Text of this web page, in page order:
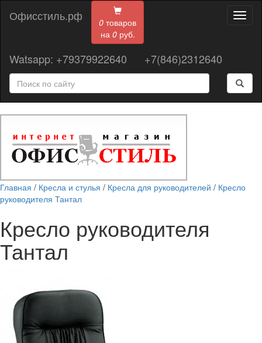
0 товаров
на 0руб.
Офисстиль.рф
Watsapp: +79379922640 +7(846)2312640
Главная / Кресла и стулья / Кресла для руководителей / Кресло
руководителя Тантал
Кресло руководителя
Тантал